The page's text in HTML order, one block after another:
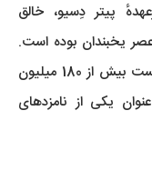
پیتر دِسیو، خالق
یخبندان بوده است.
انیمیشن هاپ که سال 2011 اکران شد، توانست بیش از 180 میلیون
باشد و سال 2012 به عنوان یکی از نامزدهای